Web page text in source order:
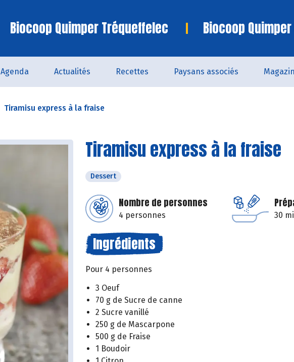
Biocoop Quimper Tréqueffelec Biocoop
Agenda Actualités Recettes Paysans associés
Tiramisu express à la fraise
Tiramisu express à la fraise
Dessert
Nombre de personnes
4 personnes 30
Ingrédients
Pour 4 personnes
3 Oeuf
70 g de Sucre de canne
2 Sucre vanillé
250 g de Mascarpone
500 g de Fraise
1 Boudoir